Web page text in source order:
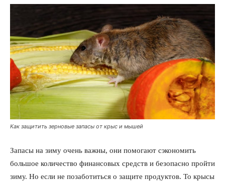
Как защитить зерновые запасы от крыс и мышей
Запасы на зиму очень важны, они помогают сэкономить
большое количество финансовых средств и безопасно пройти
зиму. Но если не позаботиться о защите продуктов. То крысы